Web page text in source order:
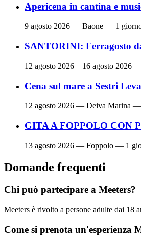
Apericena in cantina e
9 agosto 2026 — Baone — 1
SANTORINI: Ferragosto
12 agosto 2026 – 16 agosto 2026 —
Cena sul mare a Sestri
12 agosto 2026 — Deiva Marina
GITA A FOPPOLO CON
13 agosto 2026 — Foppolo — 1
Domande frequenti
Chi può partecipare a Meeters?
Meeters è rivolto a persone adulte dai 18
Come si prenota un'esperienza